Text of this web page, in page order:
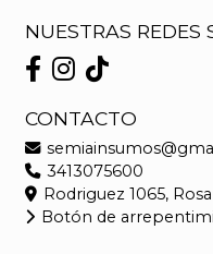
NUESTRAS REDES
CONTACTO
3413075600
Rodriguez 1065,
Botón de